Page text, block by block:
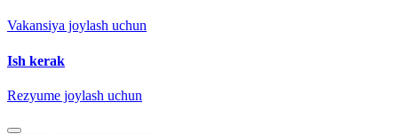
Vakansiya joylash uchun
Ish kerak
Rezyume joylash uchun